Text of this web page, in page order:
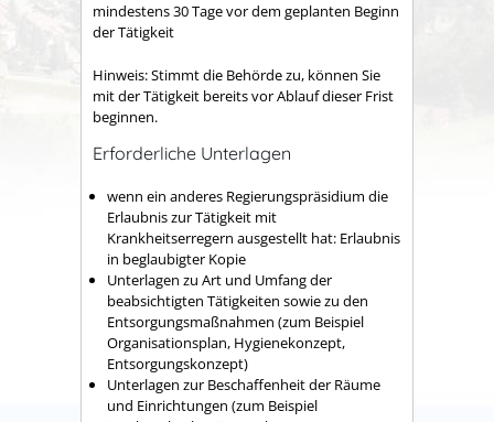
mindestens 30 Tage vor dem geplanten Beginn
der Tätigkeit
Hinweis: Stimmt die Behörde zu, können Sie
mit der Tätigkeit bereits vor Ablauf dieser Frist
beginnen.
Erforderliche Unterlagen
wenn ein anderes Regierungspräsidium die
Erlaubnis zur Tätigkeit mit
Krankheitserregern ausgestellt hat: Erlaubnis
in beglaubigter Kopie
Unterlagen zu Art und Umfang der
beabsichtigten Tätigkeiten sowie zu den
Entsorgungsmaßnahmen (zum Beispiel
Organisationsplan, Hygienekonzept,
Entsorgungskonzept)
Unterlagen zur Beschaffenheit der Räume
und Einrichtungen (zum Beispiel